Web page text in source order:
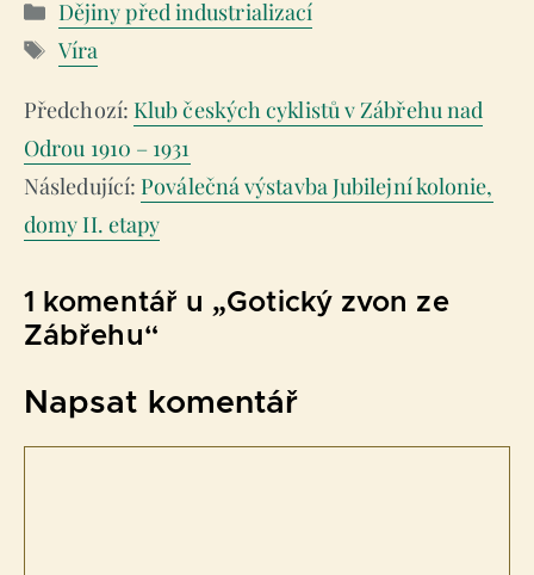
Rubriky
Dějiny před industrializací
Štítky
Víra
Klub českých cyklistů v Zábřehu nad
Odrou 1910 – 1931
Poválečná výstavba Jubilejní kolonie,
domy II. etapy
1 komentář u „Gotický zvon ze
Zábřehu“
Napsat komentář